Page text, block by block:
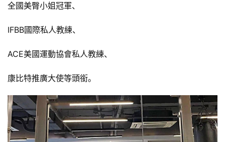
全國美臀小姐冠軍、
IFBB國際私人教練、
ACE美國運動協會私人教練、
康比特推廣大使等頭銜。